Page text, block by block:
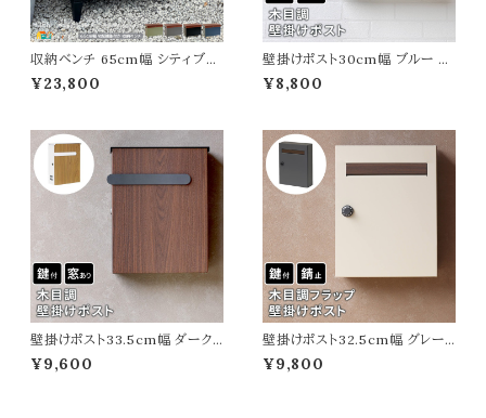
収納ベンチ 65cm幅 シティブラ
ック グレイッシュブルー セージグ
リーン モスグレー 宅配ボックス
ン 収納付きベンチ 宅配機能付
ベンチ 幅65cm 奥行43cm 高
さ52cm 園芸用品収納 灯油タン
ク収納 背もたれ無しベンチ
¥23,800
壁掛けポスト30cm幅 ブルー グ
レージュ 玄関ポスト 郵便ポスト
木目調 鍵付きポスト スリット窓
郵便受け 手前開き 春 夏 秋 冬
施錠付きポスト スペアキー付き
エクステリア 戸建て 一軒家 壁
面ポスト DIY
¥8,800
壁掛けポスト33.5cm幅 ダーク
ブラウン ナチュラル 玄関ポスト
郵便ポスト 木目調 鍵付きポスト
¥9,600
壁掛けポスト32.5cm幅 グレー
グレージュ 玄関ポスト 郵便ポス
ト 木目調 ダイヤルロック式ポスト
¥9,800